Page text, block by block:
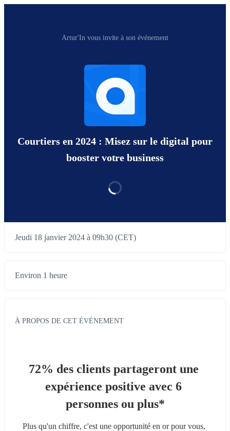
Artur'In vous invite à son événement
Courtiers en 2024 : Misez sur le digital pour
booster votre business
Jeudi 18 janvier 2024 à 09h30 (CET)
Environ 1 heure
À PROPOS DE CET ÉVÉNEMENT
72% des clients partageront une
expérience positive avec 6
personnes ou plus*
Plus qu'un chiffre, c'est une opportunité en or pour vous,